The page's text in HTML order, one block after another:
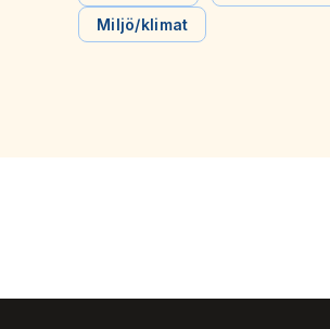
egna visioner för kollektivtrafiken.
Miljö/klimat